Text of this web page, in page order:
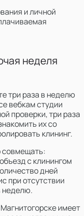
и личной
неделя
три раза в неделю
вебкам студии
проверки, три раза
их со
клининг.
совмещать:
с клинингом
дней
при отсутствии
неделю.
имеет